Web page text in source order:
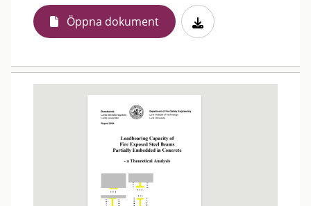
Öppna dokument